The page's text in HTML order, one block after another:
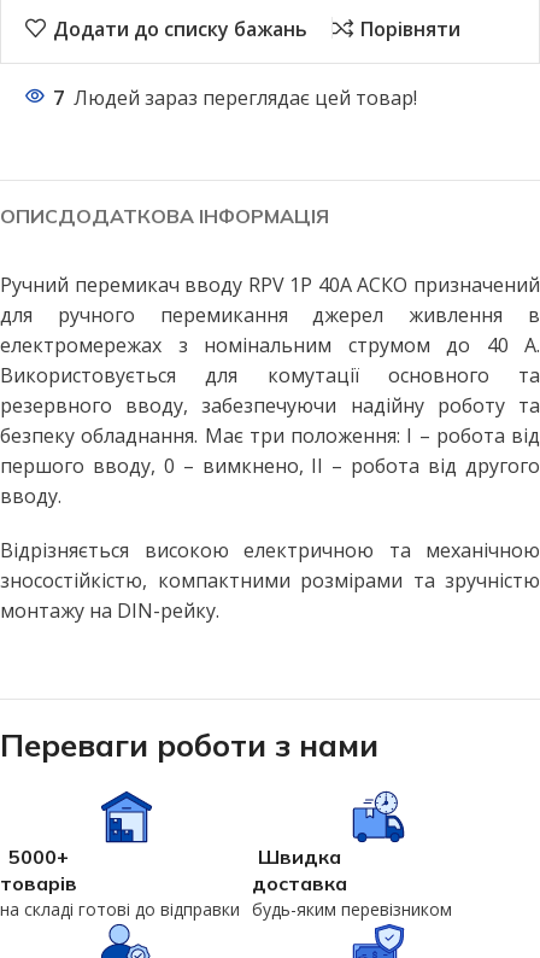
Додати до списку бажань Порівняти
7 Людей зараз переглядає цей товар!
ОПИСДОДАТКОВА ІНФОРМАЦІЯ
Ручний перемикач вводу RPV 1P 40A АСКО призначений
для ручного перемикання джерел живлення в
електромережах з номінальним струмом до 40 А.
Використовується для комутації основного та
резервного вводу, забезпечуючи надійну роботу та
безпеку обладнання. Має три положення: І – робота від
першого вводу, 0 – вимкнено, ІІ – робота від другого
вводу.
Відрізняється високою електричною та механічною
зносостійкістю, компактними розмірами та зручністю
монтажу на DIN-рейку.
Переваги роботи з нами
5000+
товарів
на складі готові до відправки
Швидка
доставка
будь-яким перевізником